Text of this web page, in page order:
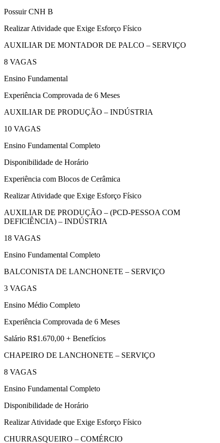
Possuir CNH B
Realizar Atividade que Exige Esforço Físico
AUXILIAR DE MONTADOR DE PALCO – SERVIÇO
8 VAGAS
Ensino Fundamental
Experiência Comprovada de 6 Meses
AUXILIAR DE PRODUÇÃO – INDÚSTRIA
10 VAGAS
Ensino Fundamental Completo
Disponibilidade de Horário
Experiência com Blocos de Cerâmica
Realizar Atividade que Exige Esforço Físico
AUXILIAR DE PRODUÇÃO – (PCD-PESSOA COM
DEFICIÊNCIA) – INDÚSTRIA
18 VAGAS
Ensino Fundamental Completo
BALCONISTA DE LANCHONETE – SERVIÇO
3 VAGAS
Ensino Médio Completo
Experiência Comprovada de 6 Meses
Salário R$1.670,00 + Benefícios
CHAPEIRO DE LANCHONETE – SERVIÇO
8 VAGAS
Ensino Fundamental Completo
Disponibilidade de Horário
Realizar Atividade que Exige Esforço Físico
CHURRASQUEIRO – COMÉRCIO